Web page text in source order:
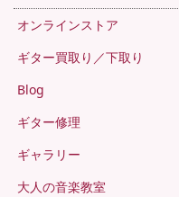
オンラインストア
ギター買取り／下取り
Blog
ギター修理
ギャラリー
大人の音楽教室